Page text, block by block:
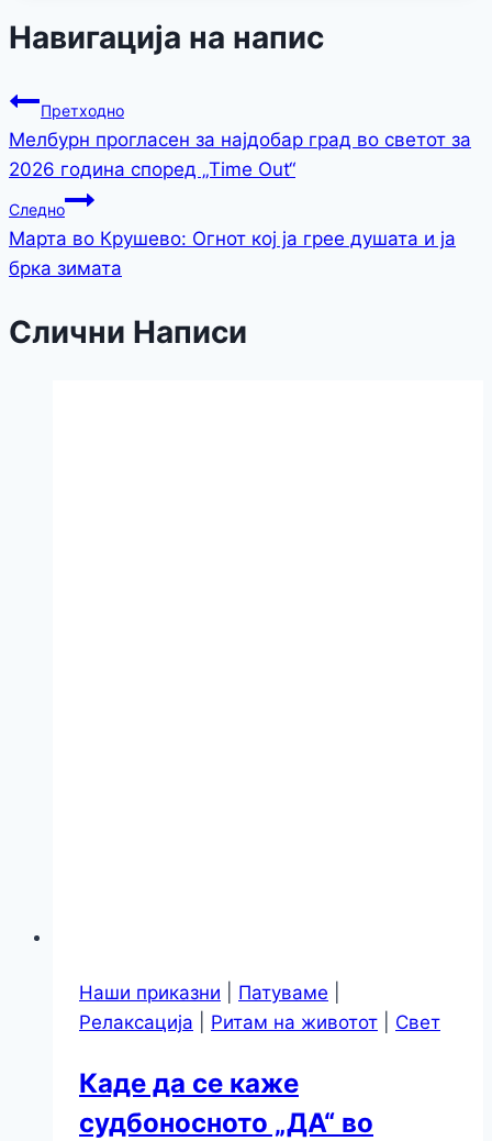
Навигација на напис
Претходно
Мелбурн прогласен за најдобар град во светот за
2026 година според „Time Out“
Следно
Марта во Крушево: Огнот кој ја грее душата и ја
брка зимата
Слични Написи
Наши приказни Патуваме
Релаксација
Ритам на животот Свет
Каде да се каже
судбоносното „ДА“ во